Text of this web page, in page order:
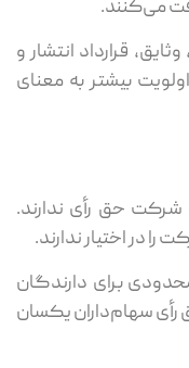
می‌کنند.
قرارداد انتشار و
بیشتر به معنای
شرکت حق رأی ندارند.
در اختیار ندارند.
برای دارندگان
رأی سهام‌داران یکسان